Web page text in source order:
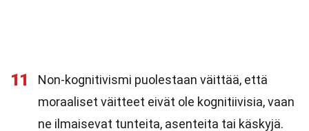
11
Non-kognitivismi puolestaan väittää, että
moraaliset väitteet eivät ole kognitiivisia, vaan
ne ilmaisevat tunteita, asenteita tai käskyjä.